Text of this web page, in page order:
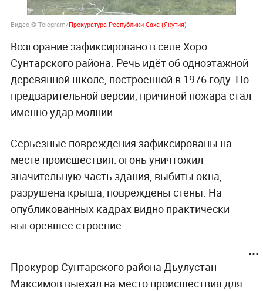
Видео © Telegram/Прокуратура Республики Саха (Якутия)
Возгорание зафиксировано в селе Хоро
Сунтарского района. Речь идёт об одноэтажной
деревянной школе, построенной в 1976 году. По
предварительной версии, причиной пожара стал
именно удар молнии.
Серьёзные повреждения зафиксированы на
месте происшествия: огонь уничтожил
значительную часть здания, выбиты окна,
разрушена крыша, повреждены стены. На
опубликованных кадрах видно практически
выгоревшее строение.
Прокурор Сунтарского района Дьулустан
Максимов выехал на место происшествия для